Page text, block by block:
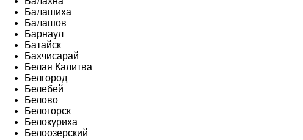
Балашиха
Балашов
Барнаул
Батайск
Бахчисарай
Белая Калитва
Белгород
Белебей
Белово
Белогорск
Белокуриха
Белоозерский